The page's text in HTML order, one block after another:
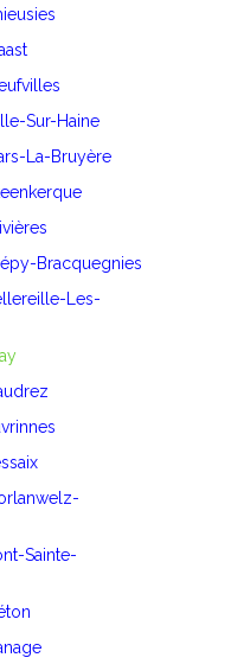
Sur-Haine
La-Bruyère
Bracquegnies
Les-
Sainte-